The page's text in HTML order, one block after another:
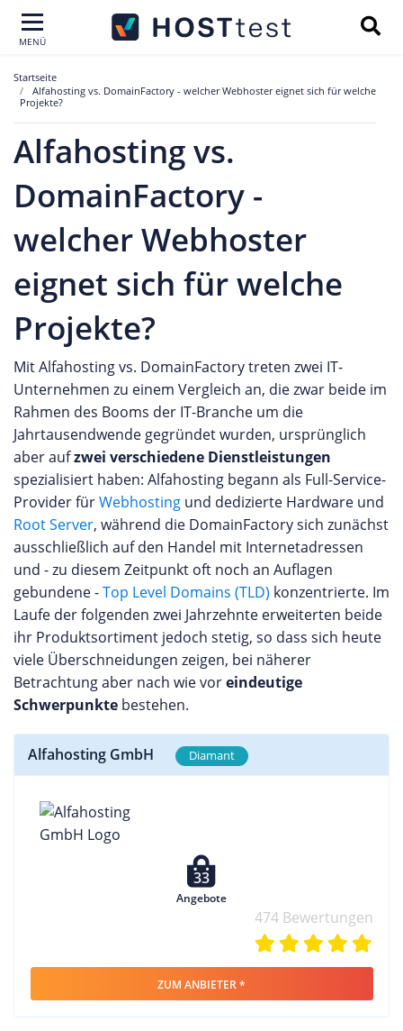
MENÜ
Startseite
Alfahosting vs. DomainFactory - welcher Webhoster eignet sich für welche
Projekte?
Alfahosting vs.
DomainFactory -
welcher Webhoster
eignet sich für welche
Projekte?
Mit Alfahosting vs. DomainFactory treten zwei IT-
Unternehmen zu einem Vergleich an, die zwar beide im
Rahmen des Booms der IT-Branche um die
Jahrtausendwende gegründet wurden, ursprünglich
aber aufzwei verschiedene Dienstleistungen
spezialisiert haben: Alfahosting begann als Full-Service-
Provider fürWebhosting und dedizierte Hardware und
Root Server, während die DomainFactory sich zunächst
ausschließlich auf den Handel mit Internetadressen
und - zu diesem Zeitpunkt oft noch an Auflagen
gebundene -Top Level Domains (TLD) konzentrierte. Im
Laufe der folgenden zwei Jahrzehnte erweiterten beide
ihr Produktsortiment jedoch stetig, so dass sich heute
viele Überschneidungen zeigen, bei näherer
Betrachtung aber nach wie voreindeutige
Schwerpunkte bestehen.
Alfahosting GmbH Diamant
33
Angebote
474 Bewertungen
ZUM ANBIETER *